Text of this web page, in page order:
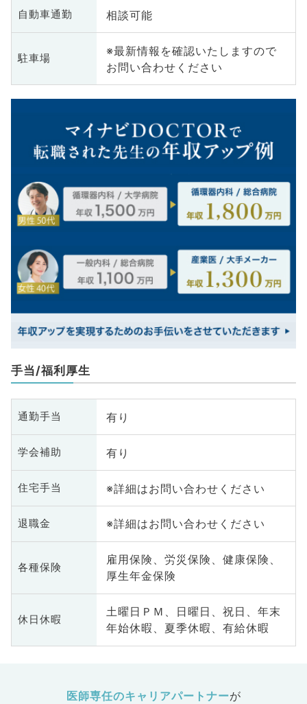
自動車通勤 相談可能
駐車場
※最新情報を確認いたしますので
お問い合わせください
手当/福利厚生
通勤手当 有り
学会補助 有り
住宅手当 ※詳細はお問い合わせください
退職金 ※詳細はお問い合わせください
各種保険
雇用保険、労災保険、健康保険、
厚生年金保険
休日休暇
土曜日ＰＭ、日曜日、祝日、年末
年始休暇、夏季休暇、有給休暇
医師専任のキャリアパートナーが